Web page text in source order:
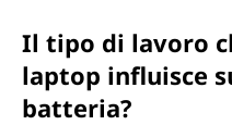
Il tipo di lavoro
laptop influisce
batteria?